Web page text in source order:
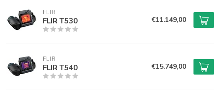
FLIR
FLIR T530 €11.149,00
FLIR
FLIR T540 €15.749,00